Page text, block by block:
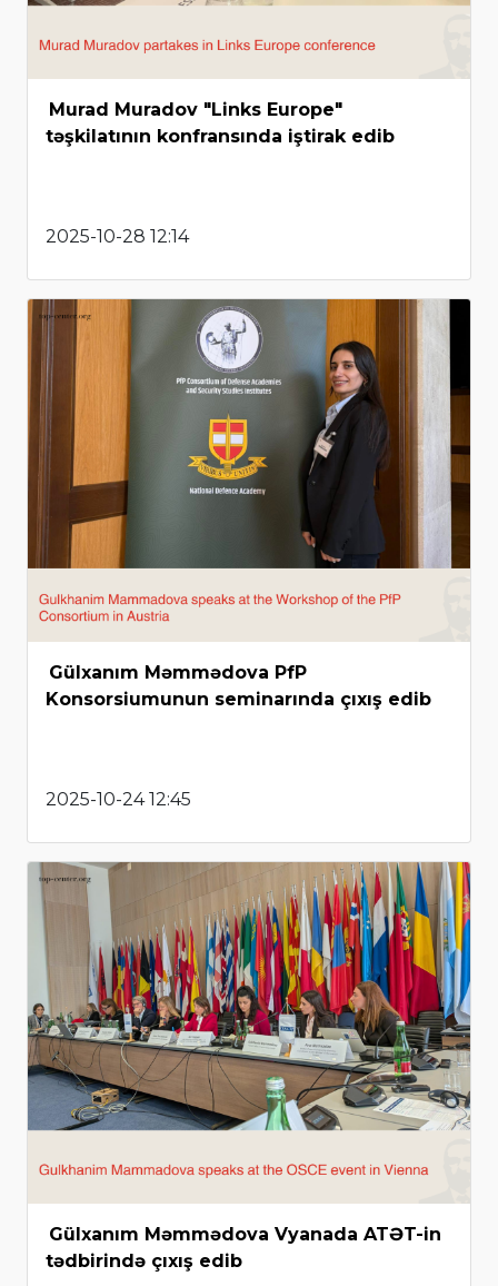
Murad Muradov "Links Europe"
təşkilatının konfransında iştirak edib
2025-10-28 12:14
Gülxanım Məmmədova PfP
Konsorsiumunun seminarında çıxış edib
2025-10-24 12:45
Gülxanım Məmmədova Vyanada ATƏT-in
tədbirində çıxış edib